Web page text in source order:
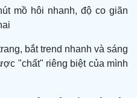
mồ hôi nhanh, độ co giãn
bắt trend nhanh và sáng
"chất" riêng biệt của mình